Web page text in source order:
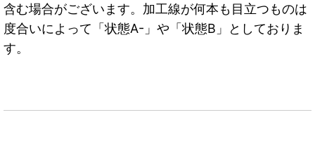
含む場合がございます。加工線が何本も目立つものは
度合いによって「状態A-」や「状態B」としておりま
す。